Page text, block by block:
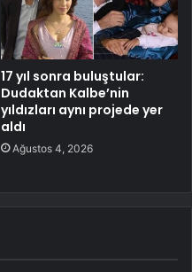
17 yıl sonra buluştular:
Dudaktan Kalbe’nin
yıldızları aynı projede yer
aldı
Ağustos 4, 2026